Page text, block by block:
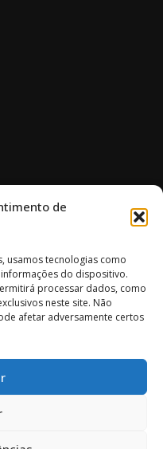
de
usamos tecnologias como
do dispositivo.
processar dados, como
neste site. Não
afetar adversamente certos
móvel nacional)